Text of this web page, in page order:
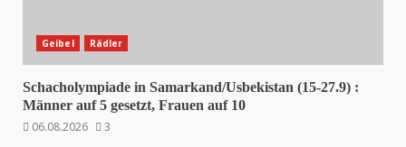
Geibel Rädler
Schacholympiade in Samarkand/Usbekistan (15-27.9) :
Männer auf 5 gesetzt, Frauen auf 10
06.08.2026
3